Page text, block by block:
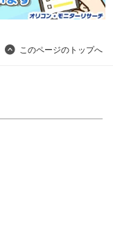
このページのトップへ